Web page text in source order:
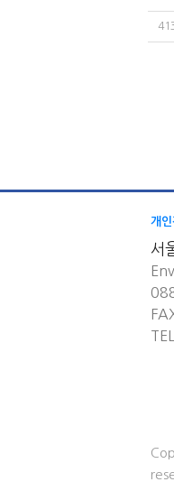
개
서